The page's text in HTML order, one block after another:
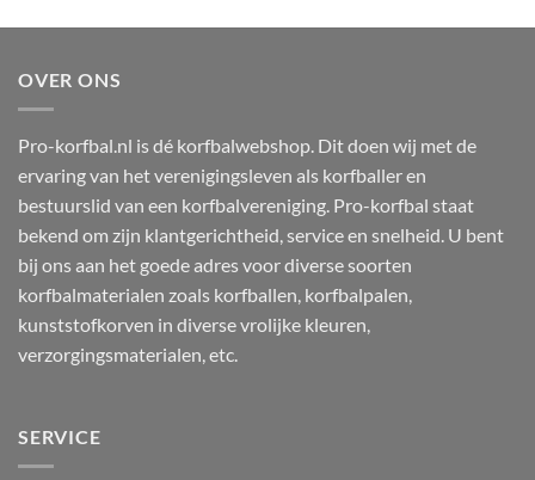
OVER ONS
Pro-korfbal.nl is dé korfbalwebshop. Dit doen wij met de
ervaring van het verenigingsleven als korfballer en
bestuurslid van een korfbalvereniging. Pro-korfbal staat
bekend om zijn klantgerichtheid, service en snelheid. U bent
bij ons aan het goede adres voor diverse soorten
korfbalmaterialen zoals korfballen, korfbalpalen,
kunststofkorven in diverse vrolijke kleuren,
verzorgingsmaterialen, etc.
SERVICE